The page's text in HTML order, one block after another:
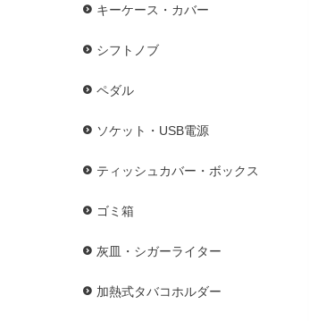
キーケース・カバー
シフトノブ
ペダル
ソケット・USB電源
ティッシュカバー・ボックス
ゴミ箱
灰皿・シガーライター
加熱式タバコホルダー